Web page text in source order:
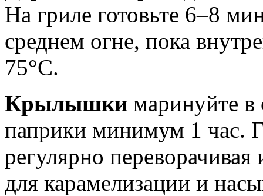
На гриле готовьте 6–8
среднем огне, пока
75°C.
Крылышки маринуйте в
паприки минимум 1 час.
регулярно
для карамелизации и